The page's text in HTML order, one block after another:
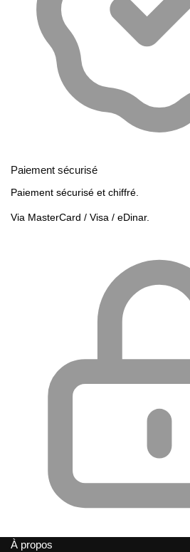
Paiement sécurisé
Paiement sécurisé et chiffré.
Via MasterCard / Visa / eDinar.
À propos